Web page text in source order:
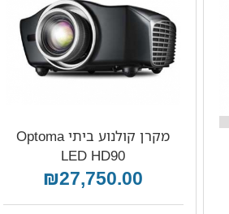
מקרן קולנוע ביתי Optoma
LED HD90
₪27,750.00